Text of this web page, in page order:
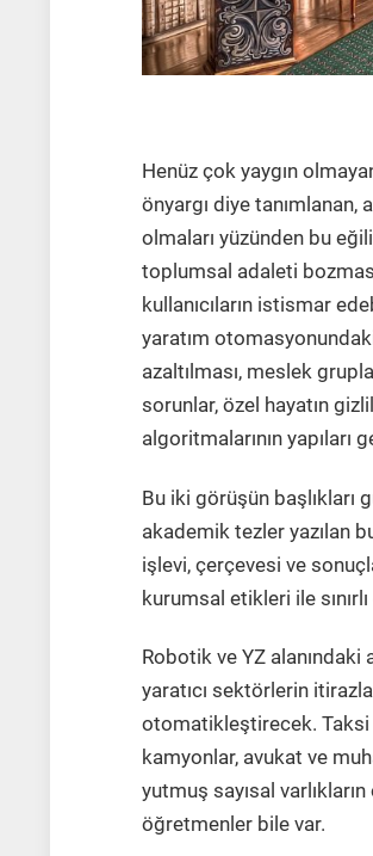
Henüz çok yaygın
önyargı diye
olmaları yüzünden bu
toplumsal adaleti
kullanıcıların istismar
yaratım
azaltılması, meslek
sorunlar, özel hayatın
algoritmalarının yapıları
Bu iki görüşün başlıkları
akademik tezler yazılan
işlevi, çerçevesi ve
kurumsal etikleri ile
Robotik ve YZ alanındaki
yaratıcı sektörlerin
otomatikleştirecek. Taksi
kamyonlar, avukat ve
yutmuş sayısal
öğretmenler bile var.